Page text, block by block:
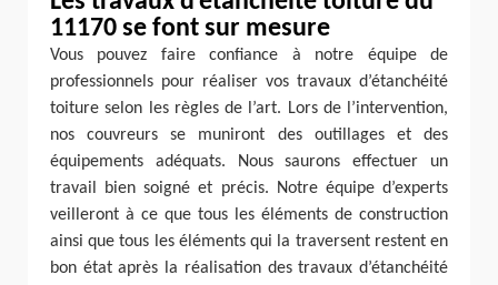
11170 se font sur mesure
Vous pouvez faire confiance à notre équipe de
professionnels pour réaliser vos travaux d’étanchéité
toiture selon les règles de l’art. Lors de l’intervention,
nos couvreurs se muniront des outillages et des
équipements adéquats. Nous saurons effectuer un
travail bien soigné et précis. Notre équipe d’experts
veilleront à ce que tous les éléments de construction
ainsi que tous les éléments qui la traversent restent en
bon état après la réalisation des travaux d’étanchéité